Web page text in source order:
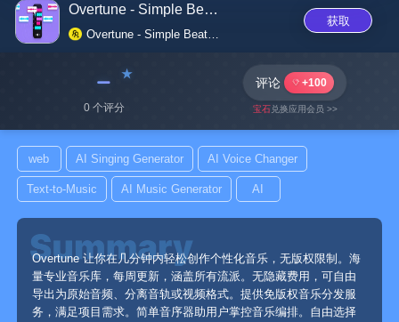
Overtune - Simple Beatmaker
Overtune - Simple Beatmaker
获取
﹣
0 个评分
评论 +100
宝石兑换应用会员 >>
web AI Singing Generator AI Voice Changer
Text-to-Music AI Music Generator AI
Overtune 让你在几分钟内轻松创作个性化音乐，无版权限制。海
量专业音乐库，每周更新，涵盖所有流派。无隐藏费用，可自由
导出为原始音频、分离音轨或视频格式。提供免版权音乐分发服
务，满足项目需求。简单音序器助用户掌控音乐编排。自由选择